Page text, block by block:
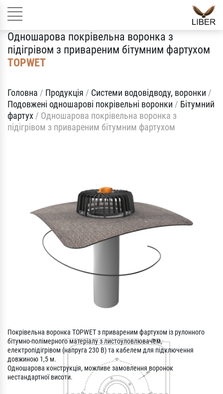
Одношарова покрівельна воронка з
підігрівом з привареним бітумним фартухом
TOPWET
Головна / Продукція / Системи водовідводу, воронки /
Подовжені одношарові покрівельні воронки / Бітумний
фартух / Одношарова покрівельна воронка з
підігрівом з привареним бітумним фартухом
Покрівельна воронка TOPWET з привареним фартухом із рулонного
бітумно-полімерного матеріалу з листоуловлювачем,
електропідігрівом (напруга 230 В) та кабелем для підключення
довжиною 1,5 м.
Одношарова конструкція, можливе замовлення воронок
нестандартної висоти.